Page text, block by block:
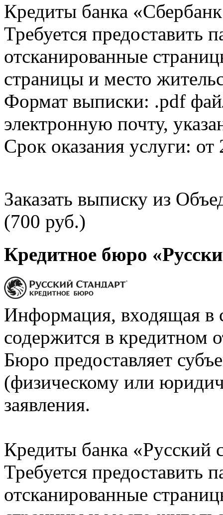
Кредиты банка
Требуется предоставить
отсканированные
страницы и место
Формат выписки: .pdf
электронную почту,
Срок оказания услуги: от
Заказать выписку из
(700 руб.)
Кредитное бюро
Информация, входящая в
содержится в кредитном
Бюро предоставляет
(физическому или
заявления.
Кредиты банка «Русский
Требуется предоставить
отсканированные